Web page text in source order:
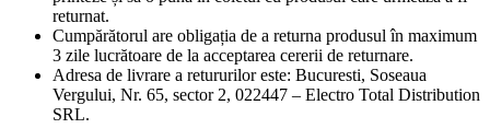
returnat.
Cumpărătorul are obligația de a returna produsul în maximum
3 zile lucrătoare de la acceptarea cererii de returnare.
Adresa de livrare a retururilor este: Bucuresti, Soseaua
Vergului, Nr. 65, sector 2, 022447 – Electro Total Distribution
SRL.